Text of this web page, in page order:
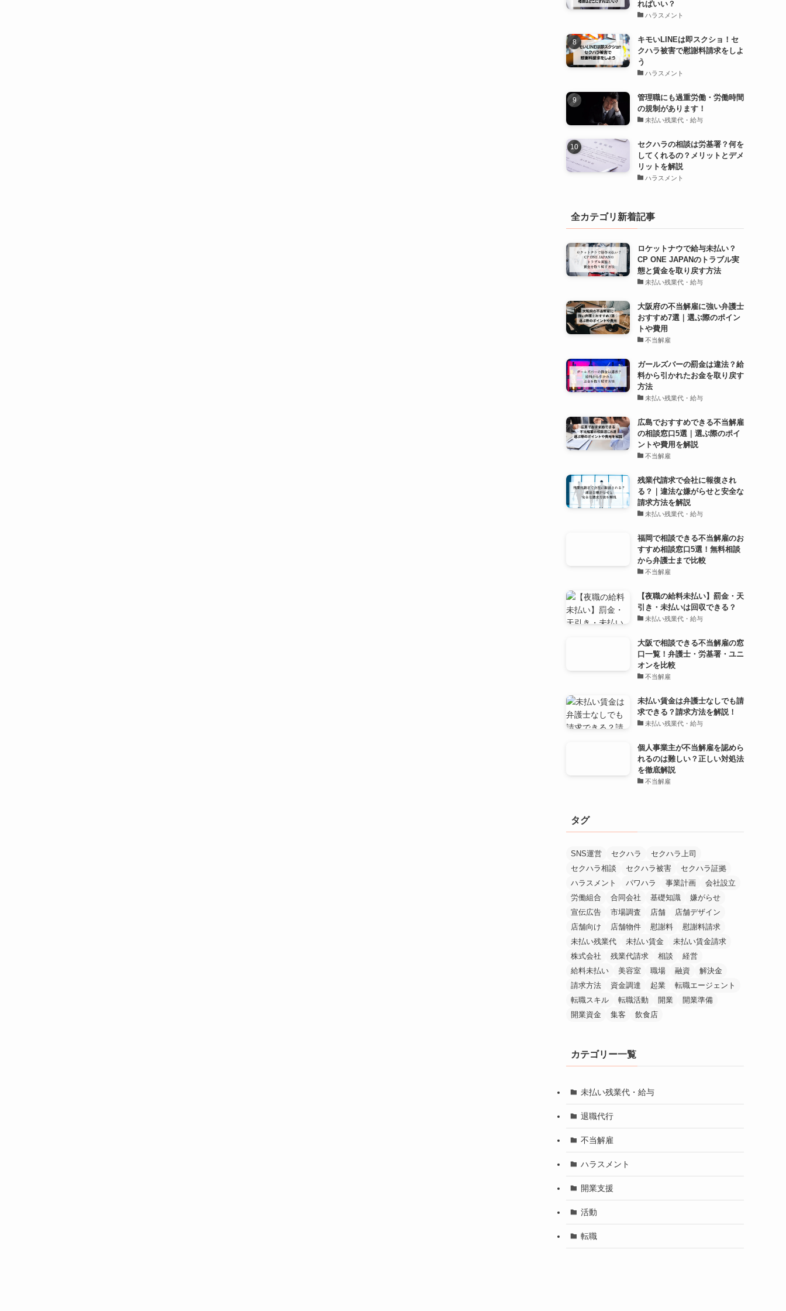
ればいい？
ハラスメント
キモいLINEは即スクショ！セ
クハラ被害で慰謝料請求をしよ
う
ハラスメント
管理職にも過重労働・労働時間
の規制があります！
未払い残業代・給与
セクハラの相談は労基署？何を
してくれるの？メリットとデメ
リットを解説
ハラスメント
全カテゴリ新着記事
ロケットナウで給与未払い？
CP ONE JAPANのトラブル実
態と賃金を取り戻す方法
未払い残業代・給与
大阪府の不当解雇に強い弁護士
おすすめ7選｜選ぶ際のポイン
トや費用
不当解雇
ガールズバーの罰金は違法？給
料から引かれたお金を取り戻す
方法
未払い残業代・給与
広島でおすすめできる不当解雇
の相談窓口5選｜選ぶ際のポイ
ントや費用を解説
不当解雇
残業代請求で会社に報復され
る？｜違法な嫌がらせと安全な
請求方法を解説
未払い残業代・給与
福岡で相談できる不当解雇のお
すすめ相談窓口5選！無料相談
から弁護士まで比較
不当解雇
【夜職の給料未払い】罰金・天
引き・未払いは回収できる？
未払い残業代・給与
大阪で相談できる不当解雇の窓
口一覧！弁護士・労基署・ユニ
オンを比較
不当解雇
未払い賃金は弁護士なしでも請
求できる？請求方法を解説！
未払い残業代・給与
個人事業主が不当解雇を認めら
れるのは難しい？正しい対処法
を徹底解説
不当解雇
タグ
SNS運営 セクハラ
セクハラ上司
セクハラ相談
セクハラ被害
セクハラ証拠
ハラスメント
パワハラ 事業計画
会社設立
労働組合
合同会社 基礎知識
嫌がらせ
宣伝広告
市場調査 店舗
店舗デザイン
店舗向け
店舗物件 慰謝料
慰謝料請求
未払い残業代
未払い賃金
未払い賃金請求
株式会社
残業代請求 相談
経営
給料未払い
美容室 職場 融資
解決金
請求方法
資金調達 起業
転職エージェント
転職スキル
転職活動 開業
開業準備
開業資金
集客 飲食店
カテゴリー一覧
未払い残業代・給与
退職代行
不当解雇
ハラスメント
開業支援
活動
転職